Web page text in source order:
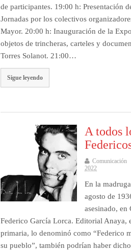
de participantes. 19:00 h: Presentación
Jornadas por los colectivos
Mayor. 20:00 h: Inauguración de la
objetos de trincheras, carteles y
Torres Solanot. 21:00…
Sigue leyendo
A todos
Comunicación
2022
En la
agosto de
asesinado, en
Federico García Lorca. Editorial Anaya,
primaria, lo denominó como “Federico
su pueblo”, también podrían haber